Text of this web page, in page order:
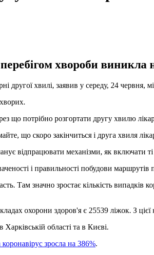
хвороби виникла
другої хвилі, заявив у середу, 24 червня,
що потрібно розгортати другу хвилю
що скоро закінчиться і друга хвиля
відпрацювати механізми, як включати
і правильності побудови маршрутів
Там значно зростає кількість
охорони здоров'я є 25539 ліжок. З
області та в Києві.
зросла на 386%.